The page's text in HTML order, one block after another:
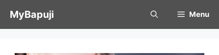
MyBapuji Menu